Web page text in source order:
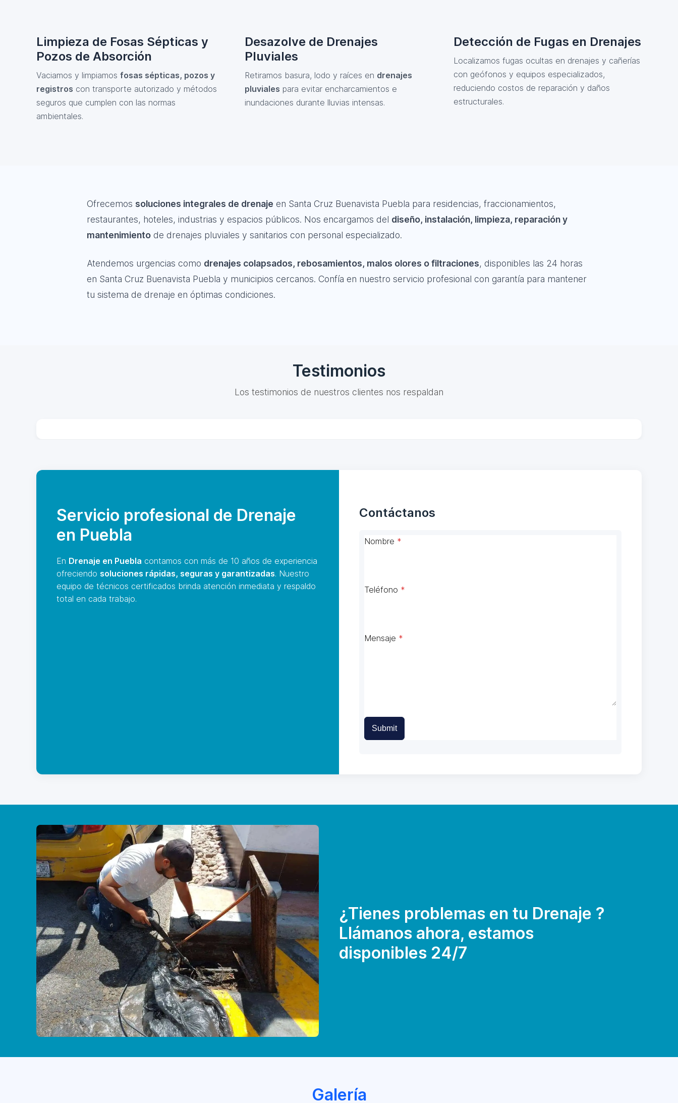
Limpieza de Fosas Sépticas y
Pozos de Absorción
Vaciamos y limpiamos fosas sépticas, pozos y
registros con transporte autorizado y métodos
seguros que cumplen con las normas
ambientales.
Desazolve de Drenajes
Pluviales
Retiramos basura, lodo y raíces en drenajes
pluviales para evitar encharcamientos e
inundaciones durante lluvias intensas.
Detección de Fugas en Drenajes
Localizamos fugas ocultas en drenajes y cañerías
con geófonos y equipos especializados,
reduciendo costos de reparación y daños
estructurales.
Ofrecemos soluciones integrales de drenaje en Santa Cruz Buenavista Puebla para residencias, fraccionamientos,
restaurantes, hoteles, industrias y espacios públicos. Nos encargamos del diseño, instalación, limpieza, reparación y
mantenimiento de drenajes pluviales y sanitarios con personal especializado.
Atendemos urgencias como drenajes colapsados, rebosamientos, malos olores o filtraciones, disponibles las 24 horas
en Santa Cruz Buenavista Puebla y municipios cercanos. Confía en nuestro servicio profesional con garantía para mantener
tu sistema de drenaje en óptimas condiciones.
Testimonios
Los testimonios de nuestros clientes nos respaldan
Servicio profesional de Drenaje
en Puebla
En Drenaje en Puebla contamos con más de 10 años de experiencia
ofreciendo soluciones rápidas, seguras y garantizadas. Nuestro
equipo de técnicos certificados brinda atención inmediata y respaldo
total en cada trabajo.
Contáctanos
Nombre *
Teléfono *
Mensaje *
Submit
¿Tienes problemas en tu Drenaje ?
Llámanos ahora, estamos
disponibles 24/7
Galería